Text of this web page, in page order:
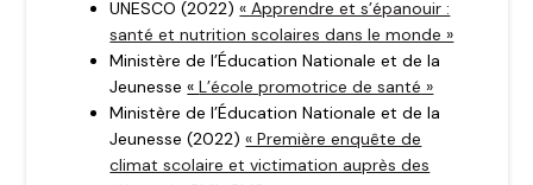
UNESCO (2022)« Apprendre et s’épanouir :
santé et nutrition scolaires dans le monde »
Ministère de l’Éducation Nationale et de la
Jeunesse«L’école promotrice de santé »
Ministère de l’Éducation Nationale et de la
Jeunesse (2022)« Première enquête de
climat scolaire et victimation auprès des